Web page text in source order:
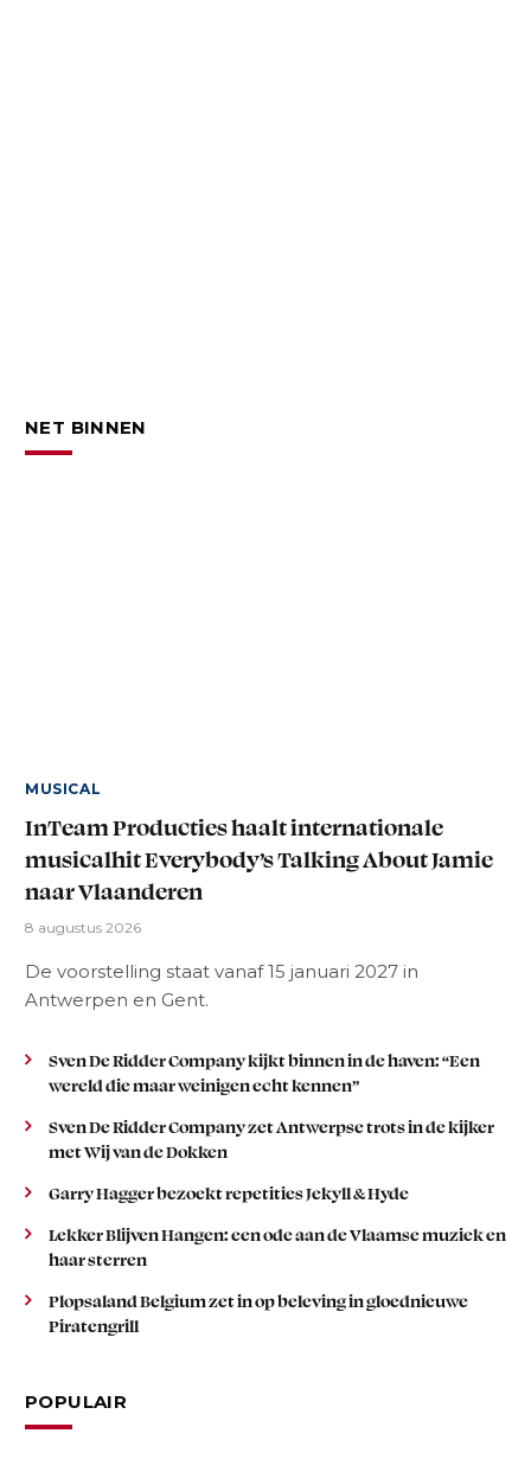
NET BINNEN
MUSICAL
InTeam Producties haalt internationale
musicalhit Everybody’s Talking About Jamie
naar Vlaanderen
8 augustus 2026
De voorstelling staat vanaf 15 januari 2027 in
Antwerpen en Gent.
Sven De Ridder Company kijkt binnen in de haven: “Een
wereld die maar weinigen echt kennen”
Sven De Ridder Company zet Antwerpse trots in de kijker
met Wij van de Dokken
Garry Hagger bezoekt repetities Jekyll & Hyde
Lekker Blijven Hangen: een ode aan de Vlaamse muziek en
haar sterren
Plopsaland Belgium zet in op beleving in gloednieuwe
Piratengrill
POPULAIR